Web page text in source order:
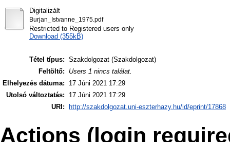
Digitalizált
Burjan_Istvanne_1975.pdf
Restricted to Registered users only
Download (355kB)
Tétel típus: Szakdolgozat (Szakdolgozat)
Feltöltő:
Users 1 nincs találat.
Elhelyezés dátuma:
17 Júni 2021 17:29
Utolsó változtatás:
17 Júni 2021 17:29
URI:
http://szakdolgozat.uni-eszterhazy.hu/id/eprint/17868
Actions (login